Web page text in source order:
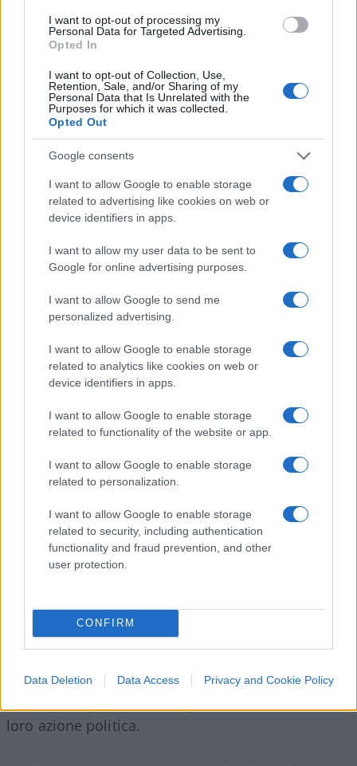
I want to opt-out of processing my
Personal Data for Targeted Advertising.
Opted In
I want to opt-out of Collection, Use,
Retention, Sale, and/or Sharing of my
Personal Data that Is Unrelated with the
Purposes for which it was collected.
Opted Out
Google consents
I want to allow Google to enable storage
related to advertising like cookies on web or
device identifiers in apps.
I want to allow my user data to be sent to
Google for online advertising purposes.
I want to allow Google to send me
personalized advertising.
I want to allow Google to enable storage
related to analytics like cookies on web or
device identifiers in apps.
I want to allow Google to enable storage
related to functionality of the website or app.
I want to allow Google to enable storage
related to personalization.
I want to allow Google to enable storage
related to security, including authentication
functionality and fraud prevention, and other
user protection.
CONFIRM
Data Deletion Data Access Privacy and Cookie Policy
nelle consultazioni online rappresentano
comunque un’esigua minoranza, e 3) agendo così
non si tiene conto degli svariati milioni di cittadini
“non connessi”. Il mito della “democrazia diretta”
ha continuato a imperversare, pur essendo
evidente che anche in una presunta democrazia di
quel tipo vince chi conquista la maggioranza dei
suffragi.
Ma, come dicevo prima, è utile sottolineare che
questo tipo di mentalità si sta diffondendo un po’
ovunque. Da citare il caso di Singapore, piccolo ed
efficientissimo Stato asiatico, retto da una
tecnocrazia che non esita a porre limiti alle libertà
concepita quale bene supremo. Ebbene, anche in
quel contesto – così diverso dal nostro – il
valvola del vapore di una società, ma può servire
anche per provocare incendi: sul webè molto più
facile essere contro che a favore di qualcosa”.
E proprio questo è il nodo cruciale. La capacità di
leadershipnon s’impara sui banchi di scuola, è
una dote innata. Tuttavia, per esplicitarsi, ha
per la sua sedimentazione. Proprio il contrario di
quanto avviene oggi, nell’era della Rete. Un
delle reazioni virtuali, e ai governi non si lascia il
loro azione politica.